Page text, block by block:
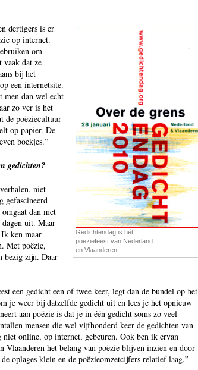
Gedichtendag is hét
poëziefeest van Nederland
en Vlaanderen.
dertigers is er
op internet.
om
vaak dat ze
bij het
een internetsite.
men dan wel echt
zo ver is het
de poëziecultuur
op papier. De
boekjes.”
gedichten?
niet
gefascineerd
dan met
dagen uit. Maar
ken maar
Met poëzie,
bezig zijn. Daar
een gedicht een of twee keer, legt dan de bundel op het
je weer bij datzelfde gedicht uit en lees je het opnieuw
aan poëzie is dat je in één gedicht soms zo veel
mensen die wel vijfhonderd keer de gedichten van
online, op internet, gebeuren. Ook ben ik ervan
het belang van poëzie blijven inzien en door
oplages klein en de poëzieomzetcijfers relatief laag.”